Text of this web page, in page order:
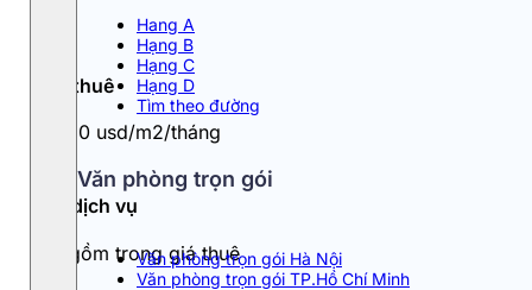
Hang A
Hạng B
Hạng C
Hạng D
Tìm theo đường
Văn phòng trọn gói
Văn phòng trọn gói Hà Nội
Văn phòng trọn gói TP.Hồ Chí Minh
Giá thuê
9 - 10 usd/m2/tháng
Phí dịch vụ
Đã gồm trong giá thuê